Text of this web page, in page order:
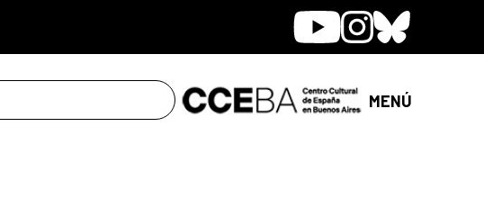
YoutubeInstagram
Bluesky
MENÚ